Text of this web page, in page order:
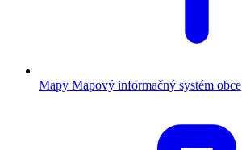
Mapy Mapový informačný systém obce